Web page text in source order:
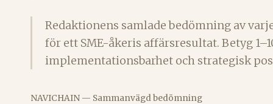
Redaktionens samlade bedömning av
för ett SME-åkeris affärsresultat. Betyg
implementationsbarhet och strategisk
NAVICHAIN — Sammanvägd bedömning